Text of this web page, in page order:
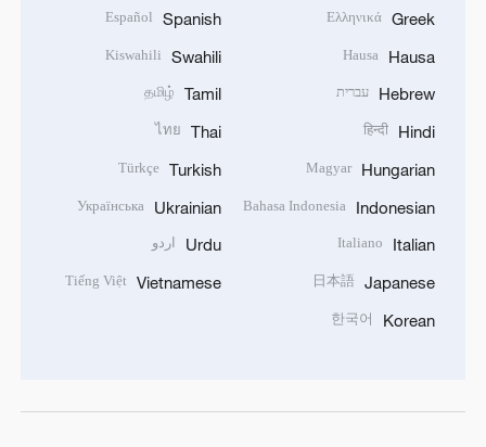
Greek
Ελληνικά
Hausa
Hausa
Hebrew עברית
Hindi
हिन्दी
Hungarian
Magyar
Indonesian
Bahasa Indonesia
Italian
Italiano
Japanese
日本語
Korean
한국어
Spanish
Español
Swahili
Kiswahili
Tamil
தமிழ்
Thai
ไทย
Turkish
Türkçe
Ukrainian
Українська
Urdu اردو
Vietnamese
Tiếng Việt